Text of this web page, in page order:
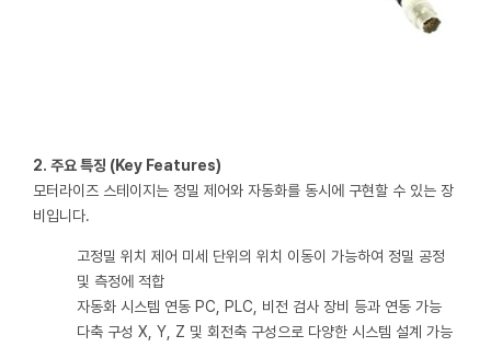
2. 주요 특징 (Key Features)
모터라이즈 스테이지는 정밀 제어와 자동화를 동시에 구현할 수 있는 장
비입니다.
고정밀 위치 제어 미세 단위의 위치 이동이 가능하여 정밀 공정
및 측정에 적합
자동화 시스템 연동 PC, PLC, 비전 검사 장비 등과 연동 가능
다축 구성 X, Y, Z 및 회전축 구성으로 다양한 시스템 설계 가능